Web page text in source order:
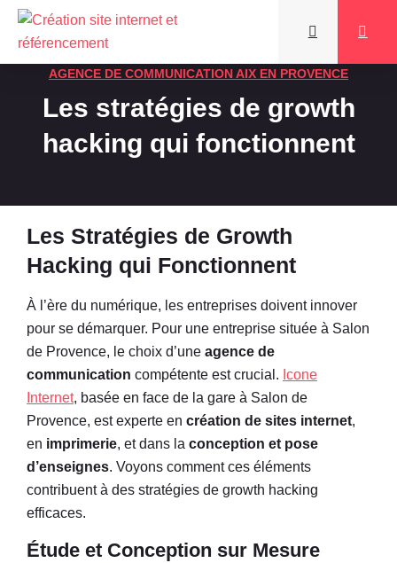
AGENCE DE COMMUNICATION AIX EN PROVENCE
Les stratégies de growth
hacking qui fonctionnent
Les Stratégies de Growth
Hacking qui Fonctionnent
À l’ère du numérique, les entreprises doivent innover
pour se démarquer. Pour une entreprise située à Salon
de Provence, le choix d’une agence de
communication compétente est crucial. Icone
Internet, basée en face de la gare à Salon de
Provence, est experte en création de sites internet,
en imprimerie, et dans la conception et pose
d’enseignes. Voyons comment ces éléments
contribuent à des stratégies de growth hacking
efficaces.
Étude et Conception sur Mesure